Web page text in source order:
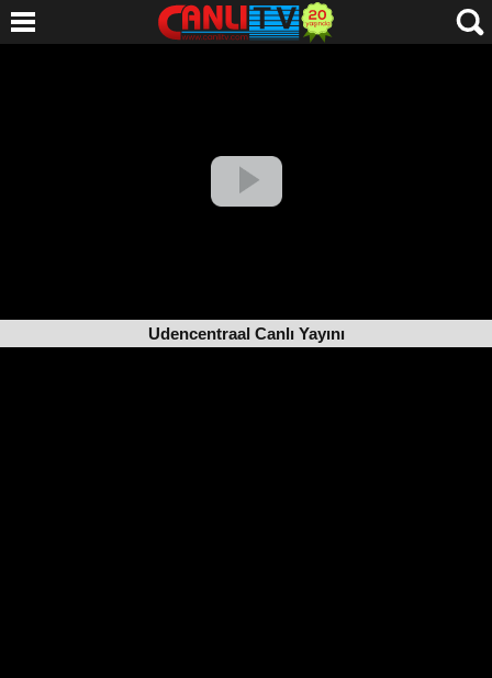
Udencentraal Canlı Yayını